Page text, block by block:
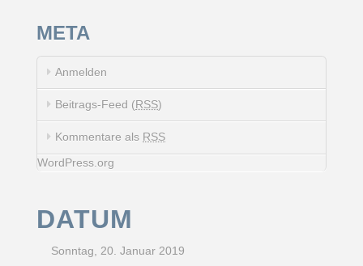
META
Anmelden
Beitrags-Feed (RSS)
Kommentare als RSS
WordPress.org
DATUM
Sonntag, 20. Januar 2019